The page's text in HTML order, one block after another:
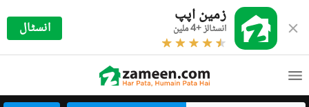
زمین اپپ
انسٹالز +4 ملین انسٹال